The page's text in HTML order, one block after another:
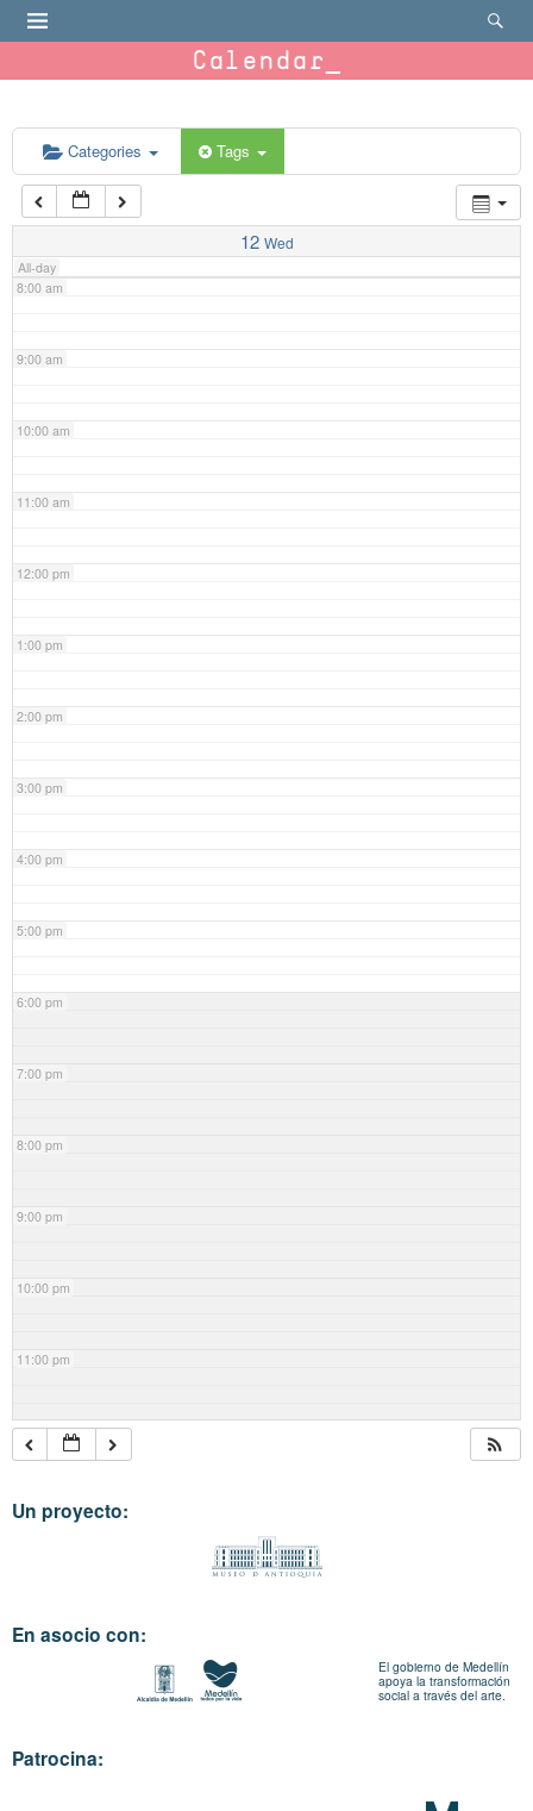
Calendar
Categories Tags
12 Wed
All-day
6:00 am
7:00 am
8:00 am
9:00 am
10:00 am
11:00 am
12:00 pm
1:00 pm
2:00 pm
3:00 pm
4:00 pm
5:00 pm
6:00 pm
7:00 pm
8:00 pm
9:00 pm
10:00 pm
11:00 pm
Un proyecto:
En asocio con:
El gobierno de Medellín
apoya la transformación
social a través del arte.
Patrocina: